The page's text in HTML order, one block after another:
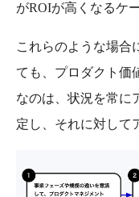
がROIが高くなるケ
これらのような場合
ても、プロダクト価
なのは、状況を常に
定し、それに対して